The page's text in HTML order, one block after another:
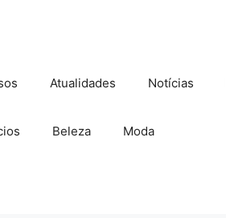
Atualidades Notícias
Beleza Moda